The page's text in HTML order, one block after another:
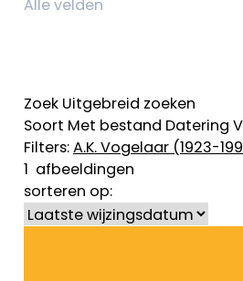
Zoek Uitgebreid zoeken
Soort Met bestand Datering
Filters:A.K. Vogelaar (1923-
1 afbeeldingen
sorteren op: